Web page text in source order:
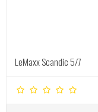
LeMaxx Scandic 5/7